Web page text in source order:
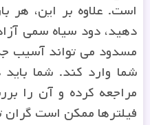
است. علاوه بر این، هر
دهید، دود سیاه سمی
مسدود می تواند آسیب
شما وارد کند. شما
مراجعه کرده و آن را
فیلترها ممکن است گران